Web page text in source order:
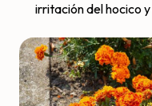
irritación del hocico